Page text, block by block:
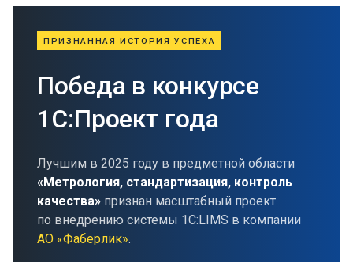
ПРИЗНАННАЯ ИСТОРИЯ УСПЕХА
Победа в конкурсе
1С:Проект года
Лучшим в 2025 году в предметной области
«Метрология, стандартизация, контроль
качества» признан масштабный проект
по внедрению системы 1С:LIMS в компании
АО «Фаберлик».